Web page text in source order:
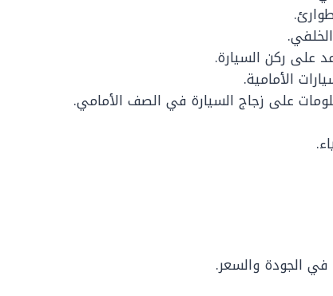
على ركن السيارة.
الأمامية.
على زجاج السيارة في الصف الأمامي.
الجودة والسعر.